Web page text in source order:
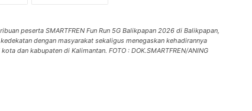
peserta SMARTFREN Fun Run 5G Balikpapan 2026 di Balikpapan,
dengan masyarakat sekaligus menegaskan kehadirannya
dan kabupaten di Kalimantan. FOTO : DOK.SMARTFREN/ANING